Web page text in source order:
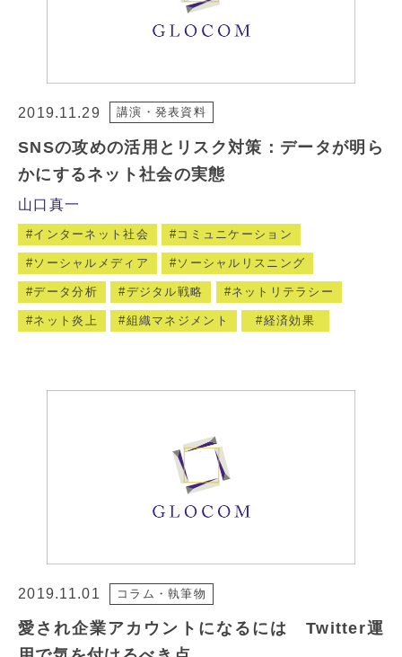
2019.11.29 講演・発表資料
SNSの攻めの活用とリスク対策：データが明ら
かにするネット社会の実態
山口真一
インターネット社会 コミュニケーション
ソーシャルメディア ソーシャルリスニング
データ分析 デジタル戦略 ネットリテラシー
ネット炎上 組織マネジメント 経済効果
2019.11.01 コラム・執筆物
愛され企業アカウントになるには Twitter運